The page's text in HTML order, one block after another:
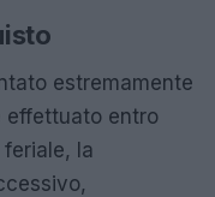
estremamente
effettuato entro
la